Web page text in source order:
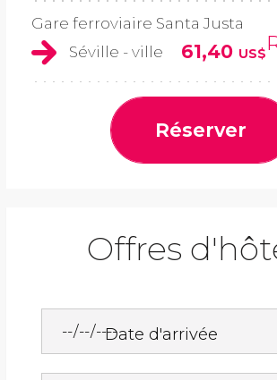
Gare ferroviaire Santa Justa
Séville - ville
61,40 US$
Réserver
Offres
Date d'arrivée